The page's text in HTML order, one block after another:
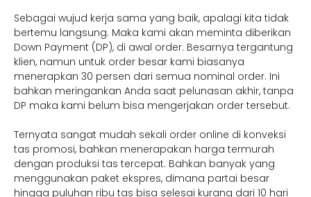
Sebagai wujud kerja sama yang baik, apalagi kita tidak
bertemu langsung. Maka kami akan meminta diberikan
Down Payment (DP), di awal order. Besarnya tergantung
klien, namun untuk order besar kami biasanya
menerapkan 30 persen dari semua nominal order. Ini
bahkan meringankan Anda saat pelunasan akhir, tanpa
DP maka kami belum bisa mengerjakan order tersebut.
Ternyata sangat mudah sekali order online di konveksi
tas promosi, bahkan menerapakan harga termurah
dengan produksi tas tercepat. Bahkan banyak yang
menggunakan paket ekspres, dimana partai besar
hingga puluhan ribu tas bisa selesai kurang dari 10 hari